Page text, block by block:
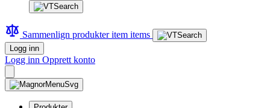
Sammenlign produkteritem items
Logg inn
Logg inn Opprett konto